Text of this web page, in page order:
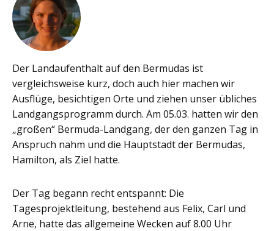
Der Landaufenthalt auf den Bermudas ist
vergleichsweise kurz, doch auch hier machen wir
Ausflüge, besichtigen Orte und ziehen unser übliches
Landgangsprogramm durch. Am 05.03. hatten wir den
„großen“ Bermuda-Landgang, der den ganzen Tag in
Anspruch nahm und die Hauptstadt der Bermudas,
Hamilton, als Ziel hatte.
Der Tag begann recht entspannt: Die
Tagesprojektleitung, bestehend aus Felix, Carl und
Arne, hatte das allgemeine Wecken auf 8.00 Uhr